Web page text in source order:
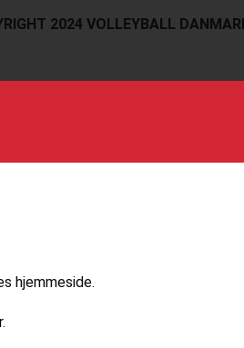
2024 VOLLEYBALL
hjemmeside.